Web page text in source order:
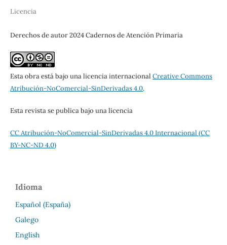
Licencia
Derechos de autor 2024 Cadernos de Atención Primaria
Esta obra está bajo una licencia internacional Creative Commons
Atribución-NoComercial-SinDerivadas 4.0.
Esta revista se publica bajo una licencia
CC Atribución-NoComercial-SinDerivadas 4.0 Internacional (CC
BY-NC-ND 4.0)
Idioma
Español (España)
Galego
English